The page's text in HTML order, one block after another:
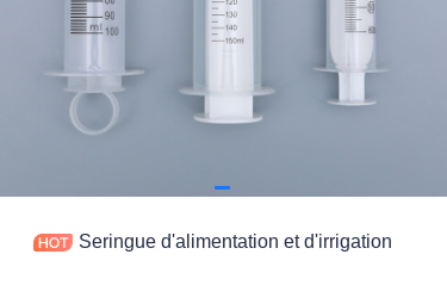
Seringue d'alimentation et d'irrigation
Soutien